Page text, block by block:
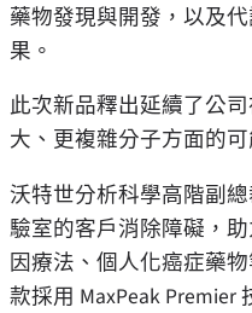
藥物發現與開發，以及
果。
此次新品釋出延續了公
大、更複雜分子方面的可
沃特世分析科學高階副
驗室的客戶消除障礙，
因療法、個人化癌症藥
款採用 MaxPeak